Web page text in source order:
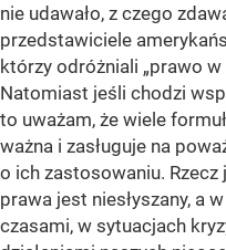
nie udawało, z czego
przedstawiciele
którzy odróżniali „prawo w
Natomiast jeśli chodzi
to uważam, że wiele
ważna i zasługuje na
o ich zastosowaniu.
prawa jest niesłyszany, a
czasami, w sytuacjach